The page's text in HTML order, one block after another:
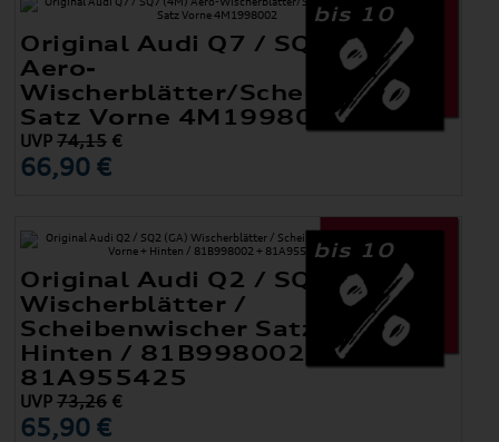
bis 10
Original Audi Q7 / SQ7 (4M)
Aero-
Wischerblätter/Scheibenwischer
Satz Vorne 4M1998002
UVP74,15 €
66,90 €
bis 10
Original Audi Q2 / SQ2 (GA)
Wischerblätter /
Scheibenwischer Satz Vorne +
Hinten / 81B998002 +
81A955425
UVP73,26 €
65,90 €